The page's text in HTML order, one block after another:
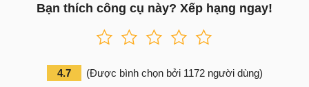
Bạn thích công cụ này? Xếp hạng ngay!
4.7 (Được bình chọn bởi 1172người dùng)